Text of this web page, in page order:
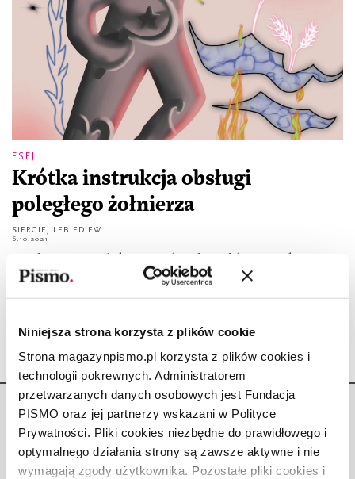
Niniejsza strona korzysta z plików cookie
Strona magazynpismo.pl korzysta z plików cookies i
technologii pokrewnych. Administratorem
przetwarzanych danych osobowych jest Fundacja
PISMO oraz jej partnerzy wskazani w Polityce
Prywatności. Pliki cookies niezbędne do prawidłowego i
optymalnego działania strony są zawsze aktywne i nie
wymagają zgody użytkownika. Pozostałe pliki cookies i
ESEJ
Krótka instrukcja obsługi
poległego żołnierza
SIERGIEJ LEBIEDIEW
6.10.2021
Bezalternatywna władza potrzebuje konsolidującej podstawy,
pozademokratycznych, sakralnych wartości, które pozwalają
Copyright © Fundacja Pismo